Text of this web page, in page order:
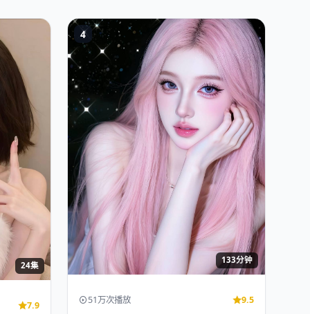
24集
7.9
4
133分钟
51万次播放 9.5